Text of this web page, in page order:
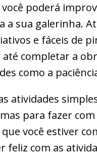
poderá
a sua galerinha.
e fáceis de
completar a
como a
atividades
para fazer
você estiver
feliz com as